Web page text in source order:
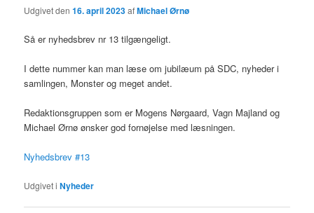
Udgivet den16. april 2023afMichael Ørnø
Så er nyhedsbrev nr 13 tilgængeligt.
I dette nummer kan man læse om jubilæum på SDC, nyheder i
samlingen, Monster og meget andet.
Redaktionsgruppen som er Mogens Nørgaard, Vagn Majland og
Michael Ørnø ønsker god fornøjelse med læsningen.
Nyhedsbrev #13
Udgivet i Nyheder